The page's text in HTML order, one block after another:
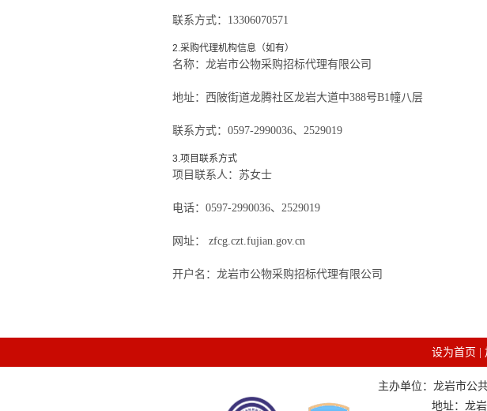
联系方式： 13306070571
2.采购代理机构信息（如有）
名称： 龙岩市公物采购招标代理有限公司
地址： 西陂街道龙腾社区龙岩大道中388号B1幢八层
联系方式： 0597-2990036、2529019
3.项目联系方式
项目联系人： 苏女士
电话： 0597-2990036、2529019
网址： zfcg.czt.fujian.gov.cn
开户名： 龙岩市公物采购招标代理有限公司
设为首页
主办单位：龙岩市公
地址：龙